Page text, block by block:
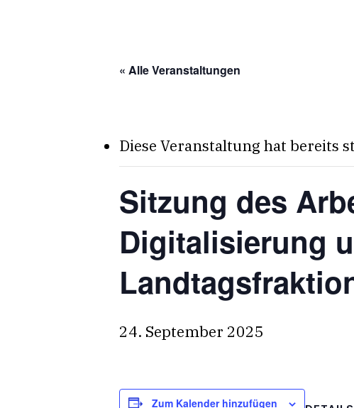
« Alle Veranstaltungen
Diese Veranstaltung hat bereits
Sitzung des
Digitalisierung
24. September 2025
Zum Kalender hinzufügen